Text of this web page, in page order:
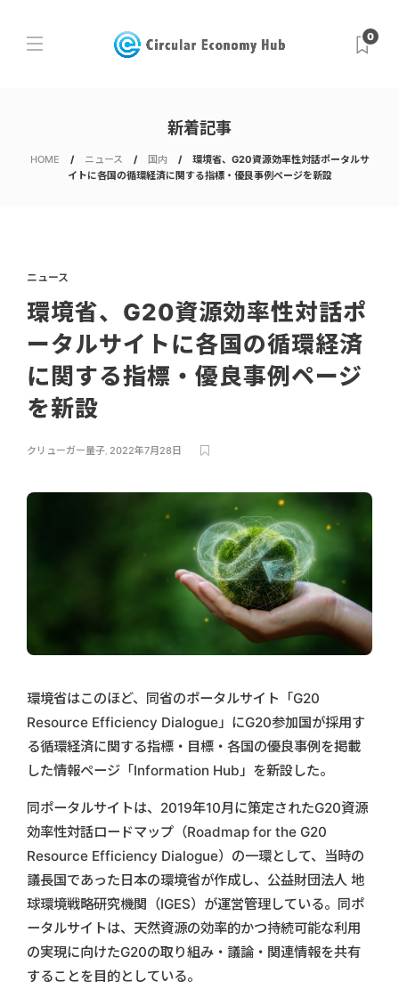
0
新着記事
HOME ニュース 国内
環境省、G20資源効率性対話ポータルサ
イトに各国の循環経済に関する指標・優良事例ページを新設
ニュース
環境省、G20資源効率性対話ポ
ータルサイトに各国の循環経済
に関する指標・優良事例ページ
を新設
クリューガー量子, 2022年7月28日
環境省はこのほど、同省のポータルサイト「G20
Resource Efficiency Dialogue」にG20参加国が採用す
る循環経済に関する指標・目標・各国の優良事例を掲載
した情報ページ「Information Hub」を新設した。
同ポータルサイトは、2019年10月に策定されたG20資源
効率性対話ロードマップ（Roadmap for the G20
Resource Efficiency Dialogue）の一環として、当時の
議長国であった日本の環境省が作成し、公益財団法人 地
球環境戦略研究機関（IGES）が運営管理している。同ポ
ータルサイトは、天然資源の効率的かつ持続可能な利用
の実現に向けたG20の取り組み・議論・関連情報を共有
することを目的としている。